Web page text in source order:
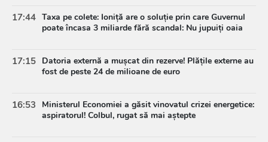
17:44 Taxa pe colete: Ioniță are o soluție prin care Guvernul
poate încasa 3 miliarde fără scandal: Nu jupuiți oaia
17:15 Datoria externă a mușcat din rezerve! Plățile externe au
fost de peste 24 de milioane de euro
16:53
Ministerul Economiei a găsit vinovatul crizei energetice:
aspiratorul! Colbul, rugat să mai aștepte